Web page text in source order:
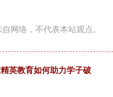
网络，不代表本站观点。
英教育如何助力学子破